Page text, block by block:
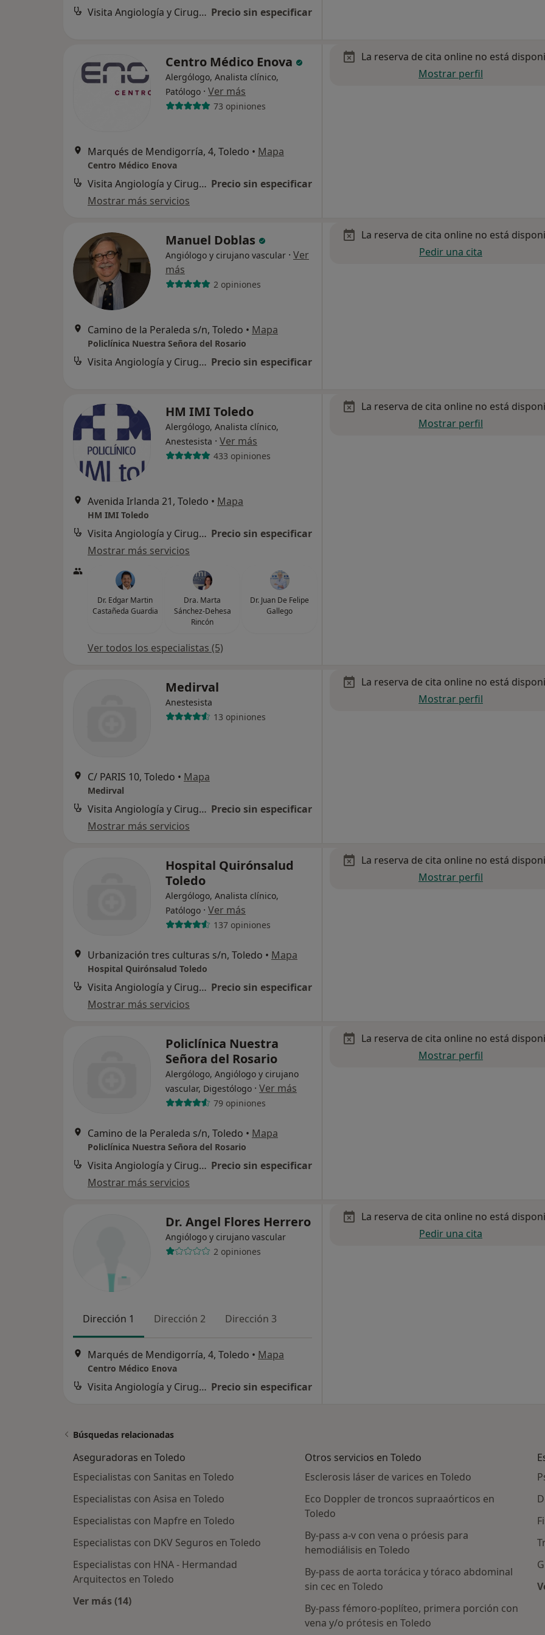
Visita Angiología y Cirugía Vascular Precio sin especificar
Centro Médico Enova
Alergólogo, Analista clínico,
Patólogo · Ver más
73 opiniones
Marqués de Mendigorría, 4, Toledo • Mapa
Centro Médico Enova
Visita Angiología y Cirugía Vascular Precio sin especificar
Mostrar más servicios
La reserva de cita online no está
Mostrar perfil
Manuel Doblas
Angiólogo y cirujano vascular · Ver
más
2 opiniones
Camino de la Peraleda s/n, Toledo • Mapa
Policlínica Nuestra Señora del Rosario
Visita Angiología y Cirugía Vascular Precio sin especificar
La reserva de cita online no está
Pedir una cita
HM IMI Toledo
Alergólogo, Analista clínico,
Anestesista · Ver más
433 opiniones
Avenida Irlanda 21, Toledo • Mapa
HM IMI Toledo
Visita Angiología y Cirugía Vascular Precio sin especificar
Mostrar más servicios
Dr. Edgar Martin
Castañeda Guardia
Dra. Marta
Sánchez-Dehesa
Rincón
Dr. Juan De Felipe
Gallego
Ver todos los especialistas (5)
La reserva de cita online no está
Mostrar perfil
Medirval
Anestesista
13 opiniones
C/ PARIS 10, Toledo • Mapa
Medirval
Visita Angiología y Cirugía Vascular Precio sin especificar
Mostrar más servicios
La reserva de cita online no está
Mostrar perfil
Hospital Quirónsalud
Toledo
Alergólogo, Analista clínico,
Patólogo · Ver más
137 opiniones
Urbanización tres culturas s/n, Toledo • Mapa
Hospital Quirónsalud Toledo
Visita Angiología y Cirugía Vascular Precio sin especificar
Mostrar más servicios
La reserva de cita online no está
Mostrar perfil
Policlínica Nuestra
Señora del Rosario
Alergólogo, Angiólogo y cirujano
vascular, Digestólogo · Ver más
79 opiniones
Camino de la Peraleda s/n, Toledo • Mapa
Policlínica Nuestra Señora del Rosario
Visita Angiología y Cirugía Vascular Precio sin especificar
Mostrar más servicios
La reserva de cita online no está
Mostrar perfil
Dr. Angel Flores Herrero
Angiólogo y cirujano vascular
2 opiniones
Dirección 1 Dirección 2 Dirección 3
Marqués de Mendigorría, 4, Toledo • Mapa
Centro Médico Enova
Visita Angiología y Cirugía Vascular Precio sin especificar
La reserva de cita online no está
Pedir una cita
Búsquedas relacionadas
Aseguradoras en Toledo
Especialistas con Sanitas en Toledo
Especialistas con Asisa en Toledo
Especialistas con Mapfre en Toledo
Especialistas con DKV Seguros en Toledo
Especialistas con HNA - Hermandad
Arquitectos en Toledo
Ver más (14)
Más en esta categoría: Aseguradoras en Toledo
Otros servicios en Toledo
Esclerosis láser de varices en Toledo
Eco Doppler de troncos supraaórticos en
Toledo
By-pass a-v con vena o próesis para
hemodiálisis en Toledo
By-pass de aorta torácica y tóraco abdominal
sin cec en Toledo
By-pass fémoro-poplíteo, primera porción con
vena y/o prótesis en Toledo